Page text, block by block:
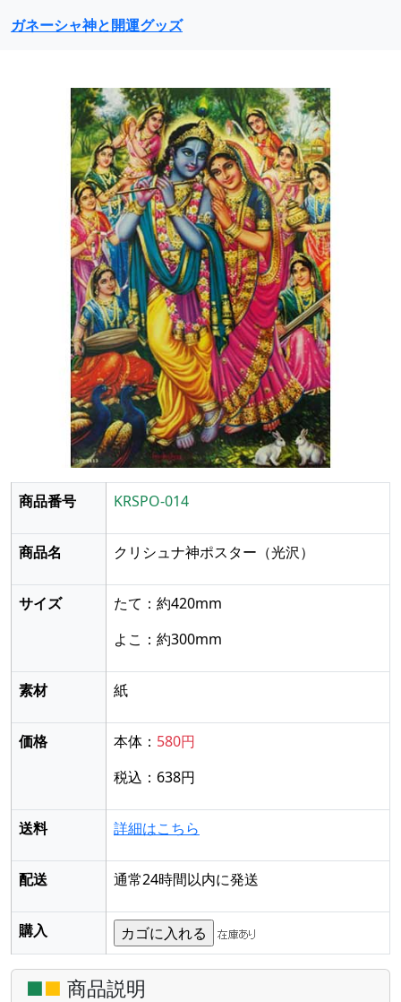
ガネーシャ神と開運グッズ
前に戻る
商品番号 KRSPO-014
商品名 クリシュナ神ポスター （光沢）
サイズ
たて：約420mm
よこ：約300mm
素材 紙
価格 本体： 580円
税込：638円
送料 詳細はこちら
配送 通常24時間以内に発送
購入
■■ 商品説明